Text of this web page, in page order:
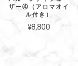
ザー④（アロマオイ
ル付き）
¥8,800